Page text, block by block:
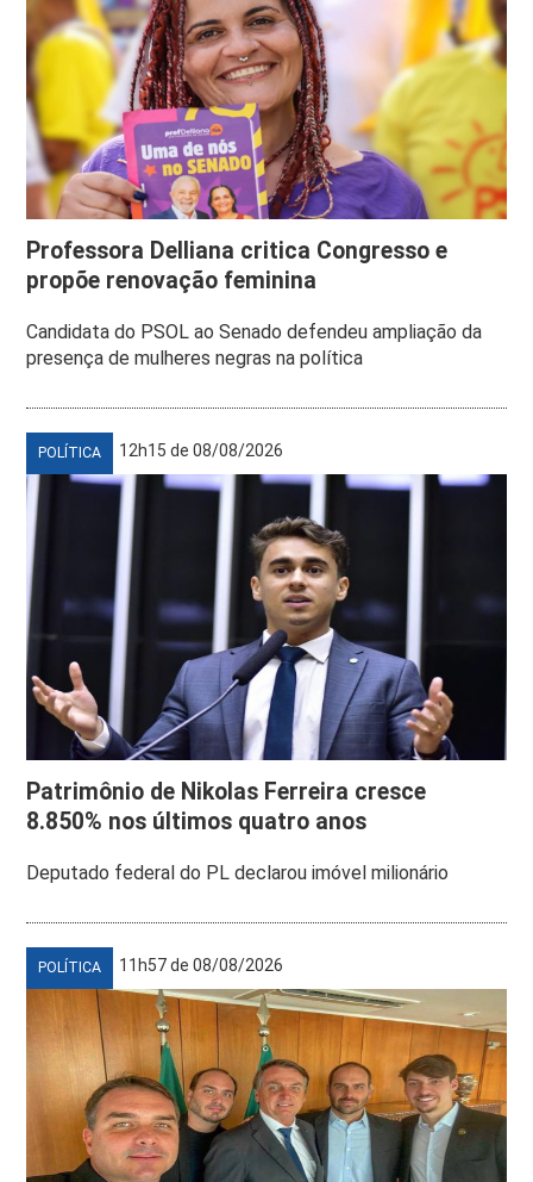
Professora Delliana critica Congresso e
propõe renovação feminina
Candidata do PSOL ao Senado defendeu ampliação da
presença de mulheres negras na política
POLÍTICA 12h15 de 08/08/2026
Patrimônio de Nikolas Ferreira cresce
8.850% nos últimos quatro anos
Deputado federal do PL declarou imóvel milionário
POLÍTICA 11h57 de 08/08/2026